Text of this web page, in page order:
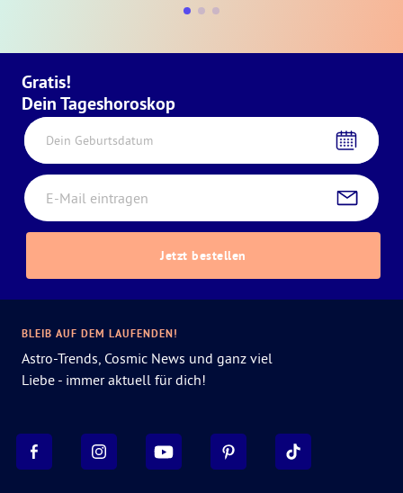
Gratis!
Dein Tageshoroskop
Dein Geburtsdatum
Jetzt bestellen
BLEIB AUF DEM LAUFENDEN!
Astro-Trends, Cosmic News und ganz viel
Liebe - immer aktuell für dich!